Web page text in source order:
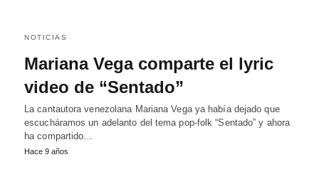
NOTICIAS
Mariana Vega comparte el lyric
video de “Sentado”
La cantautora venezolana Mariana Vega ya había dejado que
escucháramos un adelanto del tema pop-folk “Sentado” y ahora
ha compartido…
Hace 9 años